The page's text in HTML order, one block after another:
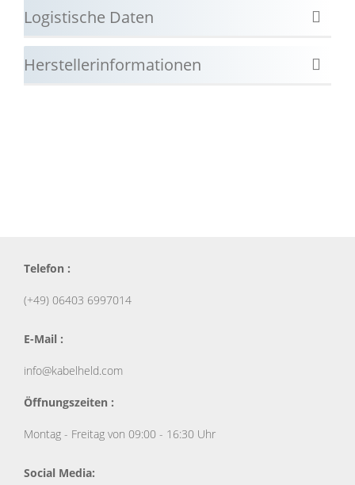
Logistische Daten
Herstellerinformationen
Telefon :
(+49) 06403 6997014
E-Mail :
info@kabelheld.com
Öffnungszeiten :
Montag - Freitag von 09:00 - 16:30 Uhr
Social Media: